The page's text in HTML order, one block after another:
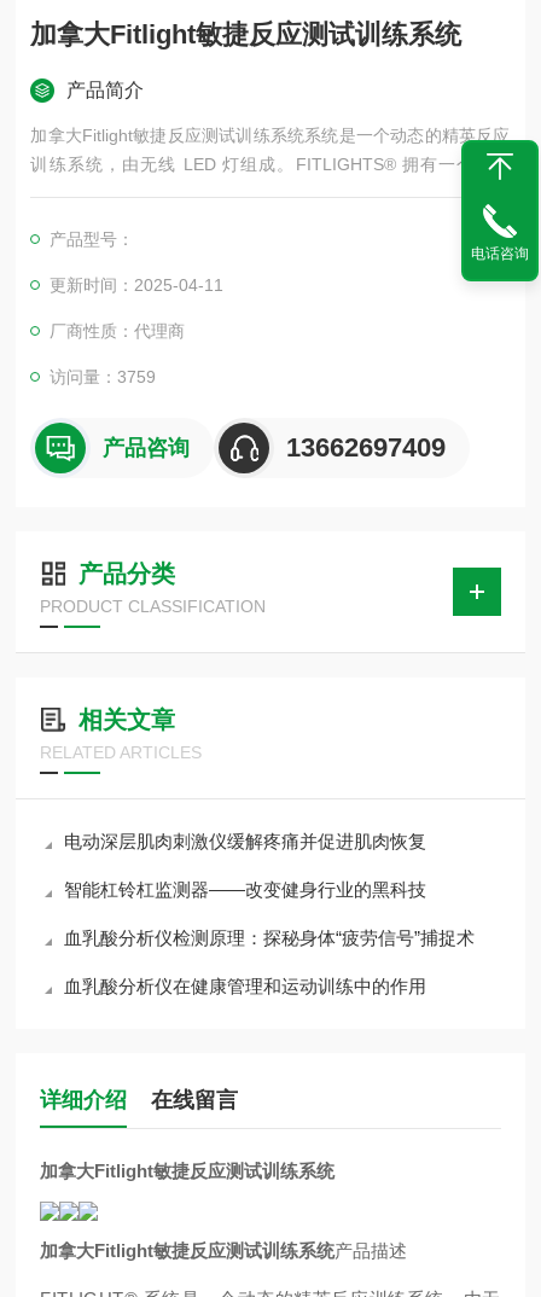
加拿大Fitlight敏捷反应测试训练系统
产品简介
加拿大Fitlight敏捷反应测试训练系统系统是一个动态的精英反应
训练系统，由无线 LED 灯组成。FITLIGHTS® 拥有一个获得
的、*可编程的传感器，用于冲击（触摸）和运动（距离模式）。
产品型号：
更新时间：2025-04-11
厂商性质：代理商
访问量：3759
产品咨询 13662697409
产品分类
PRODUCT CLASSIFICATION
相关文章
RELATED ARTICLES
电动深层肌肉刺激仪缓解疼痛并促进肌肉恢复
智能杠铃杠监测器——改变健身行业的黑科技
血乳酸分析仪检测原理：探秘身体“疲劳信号”捕捉术
血乳酸分析仪在健康管理和运动训练中的作用
详细介绍 在线留言
加拿大Fitlight敏捷反应测试训练系统
加拿大Fitlight敏捷反应测试训练系统产品描述
电话咨询